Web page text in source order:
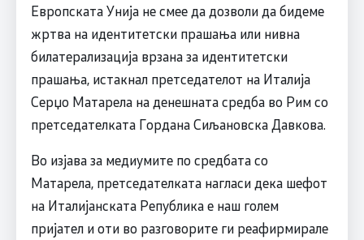
Европската Унија не смее да дозволи да бидеме
жртва на идентитетски прашања или нивна
билатерализација врзана за идентитетски
прашања, истакнал претседателот на Италија
Серџо Матарела на денешната средба во Рим со
претседателката Гордана Сиљановска Давкова.
Во изјава за медиумите по средбата со
Матарела, претседателката нагласи дека шефот
на Италијaнската Република е наш голем
пријател и оти во разговорите ги реафирмирале